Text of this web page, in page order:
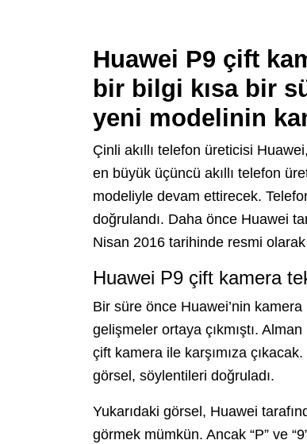
Huawei P9 çift
bir bilgi kısa bir
yeni modelinin
Çinli akıllı telefon üreticisi
en büyük üçüncü akıllı telefon
modeliyle devam ettirecek.
doğrulandı. Daha önce Huawei
Nisan 2016 tarihinde resmi
Huawei P9 çift kamera
Bir süre önce Huawei’nin
gelişmeler ortaya çıkmıştı.
çift kamera ile karşımıza
görsel, söylentileri doğruladı.
Yukarıdaki görsel, Huawei
görmek mümkün. Ancak “P” ve